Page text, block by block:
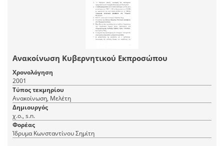
Ανακοίνωση Κυβερνητικού Εκπροσώπου
Χρονολόγηση
2001
Τύπος τεκμηρίου
Ανακοίνωση, Μελέτη
Δημιουργός
χ.ο., s.n.
Φορέας
Ίδρυμα Κωνσταντίνου Σημίτη